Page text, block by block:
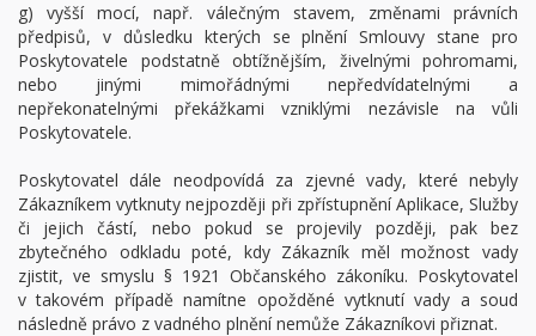
g) vyšší mocí, např. válečným stavem, změnami právních
předpisů, v důsledku kterých se plnění Smlouvy stane pro
Poskytovatele podstatně obtížnějším, živelnými pohromami,
nebo jinými mimořádnými nepředvídatelnými a
nepřekonatelnými překážkami vzniklými nezávisle na vůli
Poskytovatele.
Poskytovatel dále neodpovídá za zjevné vady, které nebyly
Zákazníkem vytknuty nejpozději při zpřístupnění Aplikace, Služby
či jejich částí, nebo pokud se projevily později, pak bez
zbytečného odkladu poté, kdy Zákazník měl možnost vady
zjistit, ve smyslu § 1921 Občanského zákoníku. Poskytovatel
v takovém případě namítne opožděné vytknutí vady a soud
následně právo z vadného plnění nemůže Zákazníkovi přiznat.